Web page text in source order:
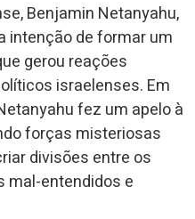
Benjamin Netanyahu,
intenção de formar um
gerou reações
israelenses. Em
fez um apelo à
forças misteriosas
divisões entre os
mal-entendidos e